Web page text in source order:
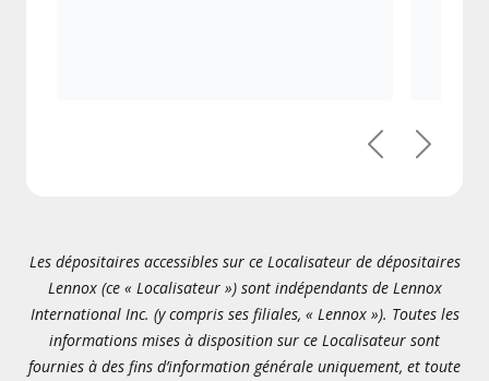
PrécédentSuivant
Les dépositaires accessibles sur ce Localisateur de dépositaires
Lennox (ce « Localisateur ») sont indépendants de Lennox
International Inc. (y compris ses filiales, « Lennox »). Toutes les
informations mises à disposition sur ce Localisateur sont
fournies à des fins d’information générale uniquement, et toute